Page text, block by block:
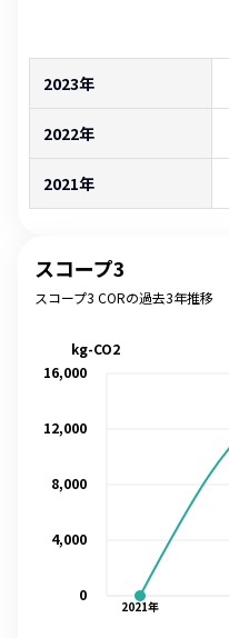
2023年
2022年
2021年
スコープ3
スコープ3 CORの過去3年推移
2021年
0
4,000
8,000
12,000
16,000
kg-CO2